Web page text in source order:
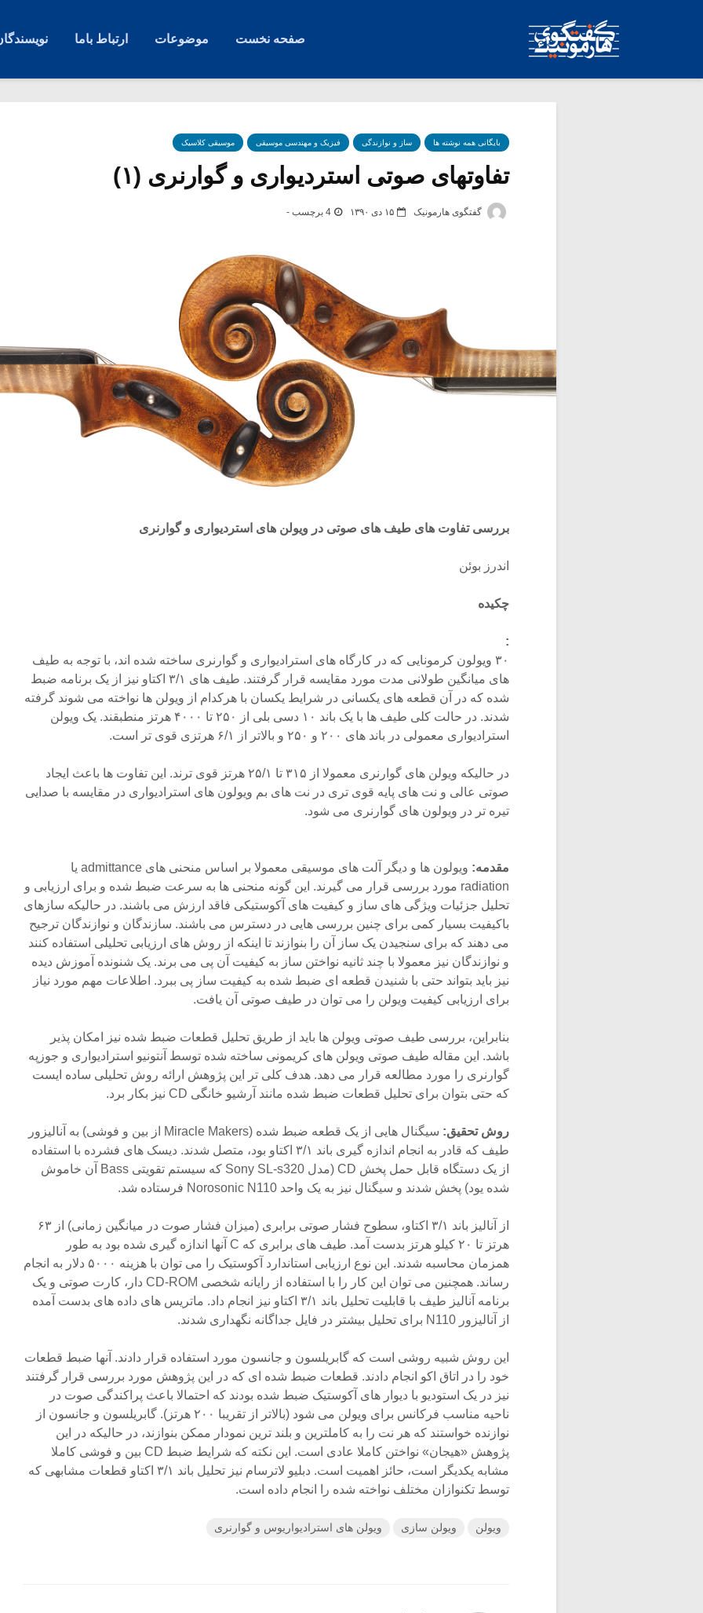
صفحه نخست موضوعات ارتباط باما
بایگانی همه نوشته ها ساز و نوازندگی فیزیک و مهندسی موسیقی موسیقی کلاسیک
تفاوتهای صوتی استردیواری و گوارنری (۱)
گفتگوی هارمونیک ۱۵ دی ۱۳۹۰ 4 برچسب -
بررسی تفاوت های طیف های صوتی در ویولن های استردیواری و گوارنری
اندرز بوئن
چکیده
:
۳۰ ویولون کرمونایی که در کارگاه های استرادیواری و گوارنری ساخته شده اند، با توجه به طیف
های میانگین طولانی مدت مورد مقایسه قرار گرفتند. طیف های ۳/۱ اکتاو نیز از یک برنامه ضبط
شده که در آن قطعه های یکسانی در شرایط یکسان با هرکدام از ویولن ها نواخته می شوند گرفته
شدند. در حالت کلی طیف ها با یک باند ۱۰ دسی بلی از ۲۵۰ تا ۴۰۰۰ هرتز منطبقند. یک ویولن
استرادیواری معمولی در باند های ۲۰۰ و ۲۵۰ و بالاتر از ۶/۱ هرتزی قوی تر است.
در حالیکه ویولن های گوارنری معمولا از ۳۱۵ تا ۲۵/۱ هرتز قوی ترند. این تفاوت ها باعث ایجاد
صوتی عالی و نت های پایه قوی تری در نت های بم ویولون های استرادیواری در مقایسه با صدایی
تیره تر در ویولون های گوارنری می شود.
مقدمه:
ویولون ها و دیگر آلت های موسیقی معمولا بر اساس منحنی های admittance یا
radiation مورد بررسی قرار می گیرند. این گونه منحنی ها به سرعت ضبط شده و برای ارزیابی و
تحلیل جزئیات ویژگی های ساز و کیفیت های آکوستیکی فاقد ارزش می باشند. در حالیکه سازهای
باکیفیت بسیار کمی برای چنین بررسی هایی در دسترس می باشند. سازندگان و نوازندگان ترجیح
می دهند که برای سنجیدن یک ساز آن را بنوازند تا اینکه از روش های ارزیابی تحلیلی استفاده کنند
و نوازندگان نیز معمولا با چند ثانیه نواختن ساز به کیفیت آن پی می برند. یک شنونده آموزش دیده
نیز باید بتواند حتی با شنیدن قطعه ای ضبط شده به کیفیت ساز پی ببرد. اطلاعات مهم مورد نیاز
برای ارزیابی کیفیت ویولن را می توان در طیف صوتی آن یافت.
بنابراین، بررسی طیف صوتی ویولن ها باید از طریق تحلیل قطعات ضبط شده نیز امکان پذیر
باشد. این مقاله طیف صوتی ویولن های کریمونی ساخته شده توسط آنتونیو استرادیواری و جوزپه
گوارنری را مورد مطالعه قرار می دهد. هدف کلی تر این پژوهش ارائه روش تحلیلی ساده ایست
که حتی بتوان برای تحلیل قطعات ضبط شده مانند آرشیو خانگی CD نیز بکار برد.
روش تحقیق:
سیگنال هایی از یک قطعه ضبط شده (Miracle Makers از بین و فوشی) به آنالیزور
طیف که قادر به انجام اندازه گیری باند ۳/۱ اکتاو بود، متصل شدند. دیسک های فشرده با استفاده
از یک دستگاه قابل حمل پخش CD (مدل Sony SL-s320 که سیستم تقویتی Bass آن خاموش
شده یود) پخش شدند و سیگنال نیز به یک واحد Norosonic N110 فرستاده شد.
از آنالیز باند ۳/۱ اکتاو، سطوح فشار صوتی برابری (میزان فشار صوت در میانگین زمانی) از ۶۳
هرتز تا ۲۰ کیلو هرتز بدست آمد. طیف های برابری که C آنها اندازه گیری شده بود به طور
همزمان محاسبه شدند. این نوع ارزیابی استاندارد آکوستیک را می توان با هزینه ۵۰۰۰ دلار به انجام
رساند. همچنین می توان این کار را با استفاده از رایانه شخصی CD-ROM دار، کارت صوتی و یک
برنامه آنالیز طیف با قابلیت تحلیل باند ۳/۱ اکتاو نیز انجام داد. ماتریس های داده های بدست آمده
از آنالیزور N110 برای تحلیل بیشتر در فایل جداگانه نگهداری شدند.
این روش شبیه روشی است که گابریلسون و جانسون مورد استفاده قرار دادند. آنها ضبط قطعات
خود را در اتاق اکو انجام دادند. قطعات ضبط شده ای که در این پژوهش مورد بررسی قرار گرفتند
نیز در یک استودیو با دیوار های آکوستیک ضبط شده بودند که احتمالا باعث پراکندگی صوت در
ناحیه مناسب فرکانس برای ویولن می شود (بالاتر از تقریبا ۲۰۰ هرتز). گابریلسون و جانسون از
نوازنده خواستند که هر نت را به کاملترین و بلند ترین نمودار ممکن بنوازند، در حالیکه در این
پژوهش «هیجان» نواختن کاملا عادی است. این نکته که شرایط ضبط CD بین و فوشی کاملا
مشابه یکدیگر است، حائز اهمیت است. دبلیو لاترسام نیز تحلیل باند ۳/۱ اکتاو قطعات مشابهی که
توسط تکنوازان مختلف نواخته شده را انجام داده است.
ویولن ویولن سازی ویولن های استرادیواریوس و گوارنری